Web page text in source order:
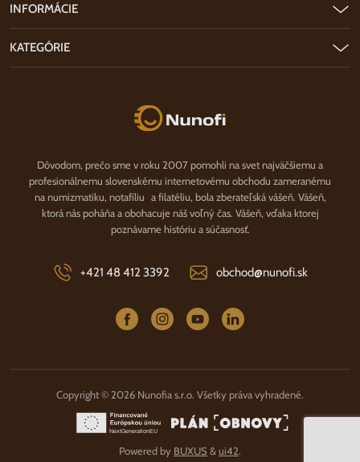
Nunofi.sk
Dôvodom, prečo sme v roku 2007 pomohli na svet najväčšiemu a
profesionálnemu slovenskému internetovému obchodu zameranému
na numizmatiku, notafíliu a filatéliu, bola zberateľská vášeň. Vášeň,
ktorá nás poháňa a obohacuje náš voľný čas. Vášeň, vďaka ktorej
poznávame históriu a súčasnosť.
+421 48 412 3392 obchod@nunofi.sk
INFORMÁCIE
KATEGÓRIE
Copyright © 2026 Nunofia s.r.o. Všetky práva vyhradené.
Powered by BUXUS &ui42.